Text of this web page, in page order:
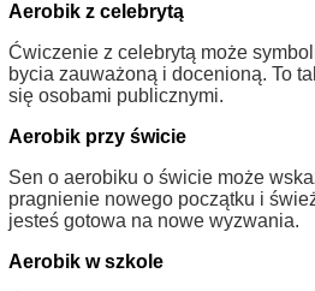
Aerobik z celebrytą
Ćwiczenie z celebrytą może
bycia zauważoną i docenioną. To
się osobami publicznymi.
Aerobik przy świcie
Sen o aerobiku o świcie może
pragnienie nowego początku i
jesteś gotowa na nowe wyzwania.
Aerobik w szkole